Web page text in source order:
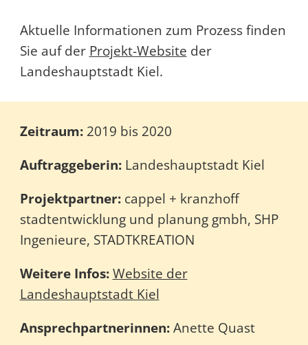
Aktuelle Informationen zum Prozess finden
Sie auf der Projekt-Website der
Landeshauptstadt Kiel.
Zeitraum:2019 bis 2020
Auftraggeberin: Landeshauptstadt Kiel
Projektpartner: cappel + kranzhoff
stadtentwicklung und planung gmbh, SHP
Ingenieure, STADTKREATION
Weitere Infos: Website der
Landeshauptstadt Kiel
Ansprechpartnerinnen:Anette Quast